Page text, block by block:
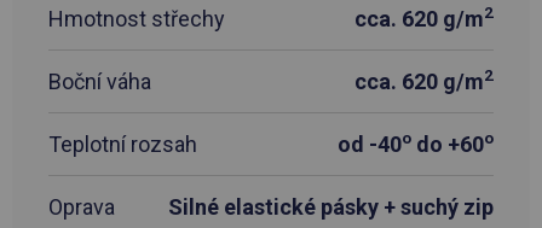
Hmotnost střechy cca. 620 g/m2
Boční váha cca. 620 g/m2
Teplotní rozsah od -40o do +60o
Oprava Silné elastické pásky + suchý zip